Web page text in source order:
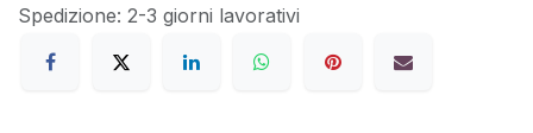
Spedizione: 2-3 giorni lavorativi